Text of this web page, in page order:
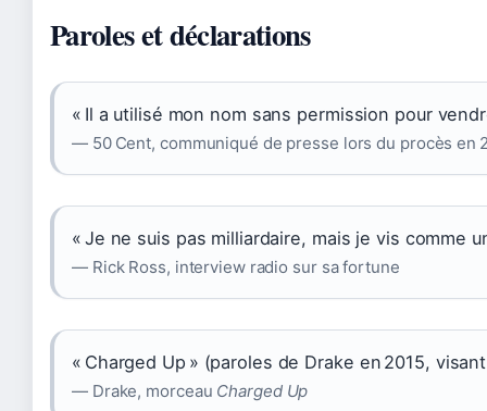
Paroles et déclarations
« Il a utilisé mon nom sans permission pour
— 50 Cent, communiqué de presse lors du procès en
« Je ne suis pas milliardaire, mais je vis comme
— Rick Ross, interview radio sur sa fortune
« Charged Up » (paroles de Drake en 2015,
— Drake, morceau Charged Up